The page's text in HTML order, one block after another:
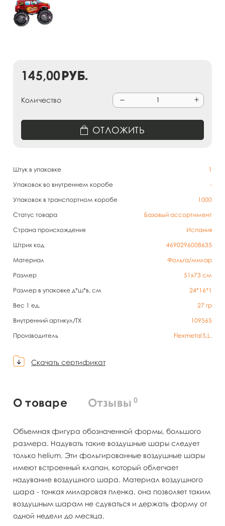
Штук в упаковке
1
Упаковок во внутреннем коробе
-
Упаковок в транспортном коробе
1000
Статус товара
Базовый ассортимент
Страна происхождения
Испания
Штрих код
4690296008635
Материал
Фольга/милар
Размер
51х73 см
Размер в упаковке д*ш*в, см
24*16*1
Вес 1 ед.
27 гр
Внутренний артикул/TX
109565
Производитель
Flexmetal S.L.
Скачать сертификат
145,00руб.
Количество
ОТЛОЖИТЬ
О товаре Отзывы 0
Объемная фигура обозначенной формы, большого
размера. Надувать такие воздушные шары следует
только helium. Эти фольгированные воздушные шары
имеют встроенный клапан, который облегчает
надувание воздушного шара. Материал воздушного
шара - тонкая миларовая пленка, она позволяет таким
воздушным шарам не сдуваться и держать форму от
одной недели до месяца.